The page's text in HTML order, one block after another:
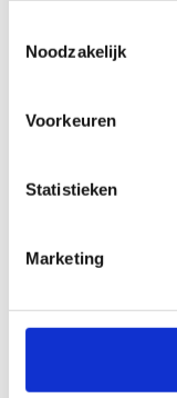
Noodzakelijk
Voorkeuren
Statistieken
Marketing
Aluminium
350mm - WIT
Aluminium
200mm - WIT
Artikelnr.: 3-
Aluminium